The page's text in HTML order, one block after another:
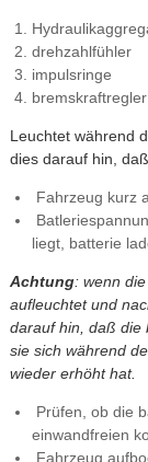
drehzahlfühler
impulsringe
bremskraftregler
Leuchtet während
dies darauf hin,
Fahrzeug kurz
liegt, batterie
Achtung: wenn
aufleuchtet und
darauf hin, daß die
sie sich während
wieder erhöht hat.
Prüfen, ob die
einwandfreien
Fahrzeug